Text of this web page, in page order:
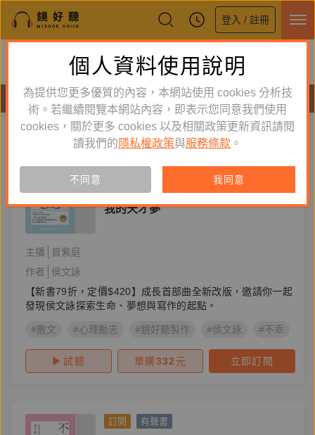
登入 / 註冊
鏡好聽全新APP上線
體驗全面升級，即刻下載
有聲書
請問侯文詠 新到舊 舊到新
有聲書
我的天才夢
主播
曾紫庭
作者
侯文詠
【新書79折，定價$420】成長首部曲全新改版，邀請你一起
發現侯文詠探索生命、夢想與寫作的起點。
#散文 #心理勵志 #鏡好聽製作 #侯文詠 #不乖
試聽 單購332 元 立即訂閱
訂閱 有聲書
個人資料使用說明
為提供您更多優質的內容，本網站使用 cookies 分析技
術。若繼續閱覽本網站內容，即表示您同意我們使用
cookies，關於更多 cookies 以及相關政策更新資訊請閱
讀我們的 隱私權政策與服務條款 。
不同意 我同意